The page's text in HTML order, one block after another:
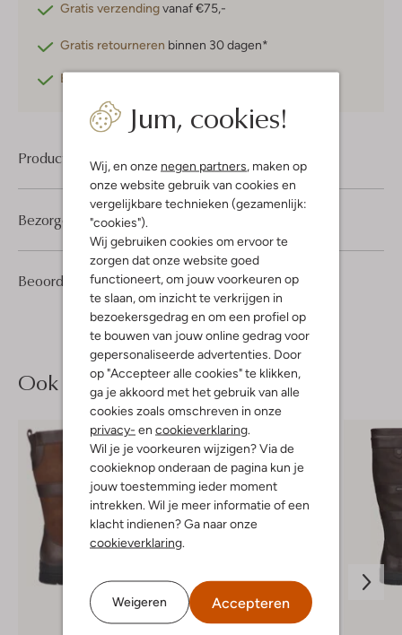
Jum, cookies!
Wij, en onze negen partners , maken op
onze website gebruik van cookies en
vergelijkbare technieken (gezamenlijk:
"cookies").
Wij gebruiken cookies om ervoor te
zorgen dat onze website goed
functioneert, om jouw voorkeuren op
te slaan, om inzicht te verkrijgen in
bezoekersgedrag en om een profiel op
te bouwen van jouw online gedrag voor
gepersonaliseerde advertenties. Door
op "Accepteer alle cookies" te klikken,
ga je akkoord met het gebruik van alle
cookies zoals omschreven in onze
privacy- en cookieverklaring
Wil je je voorkeuren wijzigen? Via de
cookieknop onderaan de pagina kun je
jouw toestemming ieder moment
intrekken. Wil je meer informatie of een
klacht indienen? Ga naar onze
cookieverklaring
Weigeren Accepteren
Gratis verzendingvanaf €75,-
Gratis retourneren binnen 30 dagen*
Betaal achteraf
Product informatie
Beoordelingen (2) 4/5
2
4
Sterren
Bezorgen & retourneren
Ook iets voor jou?